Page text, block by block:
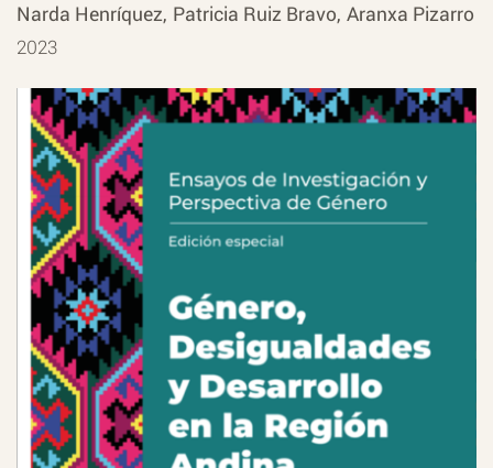
Narda Henríquez Patricia Ruiz Bravo Aranxa Pizarro
2023